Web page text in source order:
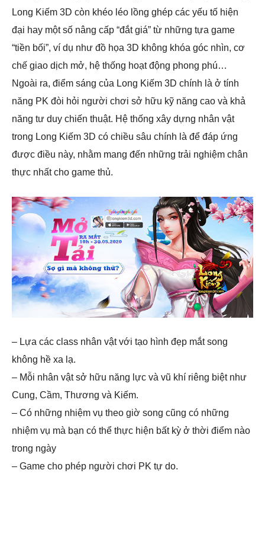
Long Kiếm 3D còn khéo léo lồng ghép các yếu tố hiện
đại hay một số nâng cấp “đắt giá” từ những tựa game
“tiền bối”, ví dụ như đồ họa 3D không khóa góc nhìn, cơ
chế giao dịch mở, hệ thống hoạt động phong phú…
Ngoài ra, điểm sáng của Long Kiếm 3D chính là ở tính
năng PK đòi hỏi người chơi sở hữu kỹ năng cao và khả
năng tư duy chiến thuật. Hệ thống xây dựng nhân vật
trong Long Kiếm 3D có chiều sâu chính là để đáp ứng
được điều này, nhằm mang đến những trải nghiệm chân
thực nhất cho game thủ.
– Lựa các class nhân vật với tạo hình đẹp mắt song
không hề xa lạ.
– Mỗi nhân vật sở hữu năng lực và vũ khí riêng biệt như
Cung, Cầm, Thương và Kiếm.
– Có những nhiệm vụ theo giờ song cũng có những
nhiệm vụ mà bạn có thể thực hiện bất kỳ ở thời điểm nào
trong ngày
– Game cho phép người chơi PK tự do.